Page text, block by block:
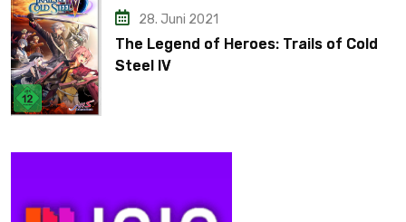
28. Juni 2021
The Legend of Heroes: Trails of Cold
Steel IV